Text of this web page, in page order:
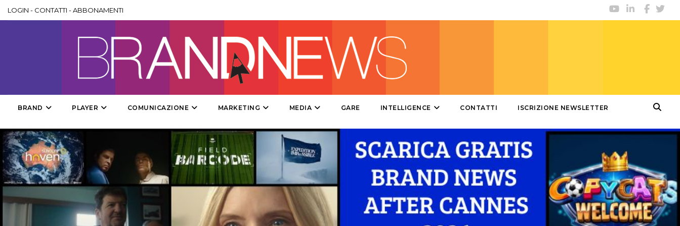
DESIGN
PUNTI VENDITA
CSR
LOGIN - CONTATTI -ABBONAMENTI
BRAND PLAYER COMUNICAZIONE MARKETING MEDIA GARE INTELLIGENCE CONTATTI ISCRIZIONE NEWSLETTER